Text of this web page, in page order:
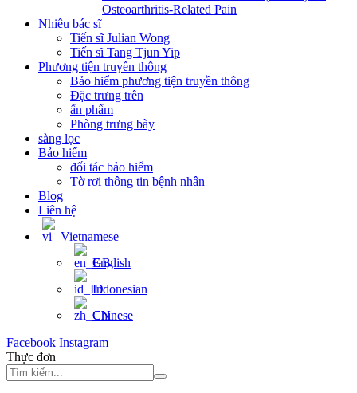
Osteoarthritis-Related Pain
Nhiêu bác sĩ
Tiến sĩ Julian Wong
Tiến sĩ Tang Tjun Yip
Phương tiện truyền thông
Bảo hiểm phương tiện truyền thông
Đặc trưng trên
ấn phẩm
Phòng trưng bày
sàng lọc
Bảo hiểm
đối tác bảo hiểm
Tờ rơi thông tin bệnh nhân
Blog
Liên hệ
Vietnamese
English
Indonesian
Chinese
Facebook Instagram
Thực đơn